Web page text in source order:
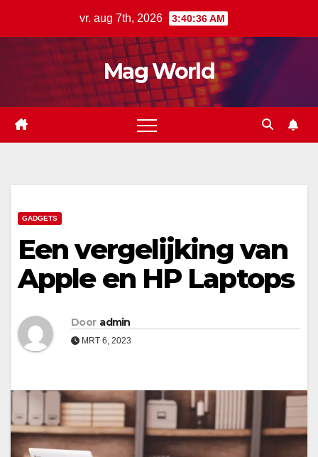
vr. aug 7th, 2026 3:40:36 AM
Mag World
GADGETS
Een vergelijking van
Apple en HP Laptops
Door admin
MRT 6, 2023